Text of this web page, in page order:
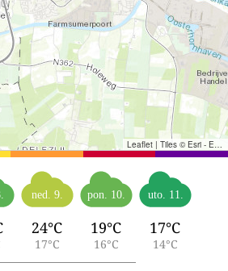
Leaflet | Tiles © Esri - Esri, DeLorme, NAVTEQ, TomTom, Intermap, iPC, USGS, FAO, NPS, NRCAN, GeoBase, Kadaster NL, Ordnance Survey, Esri Japan, METI, Esri China (Hong Kong), and the GIS User Community
ned. 9.
24°C
17°C
pon. 10.
19°C
16°C
uto. 11.
17°C
14°C